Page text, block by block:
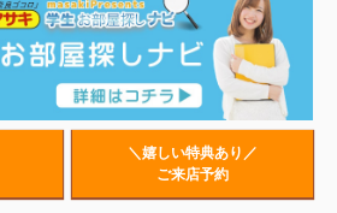
＼嬉しい特典あり／
ご来店予約